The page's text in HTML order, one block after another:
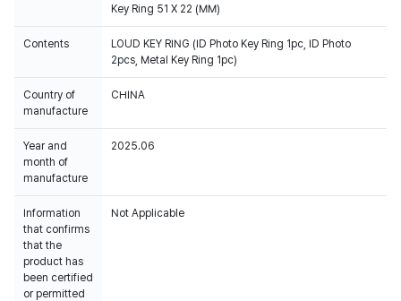
Key Ring 51 X 22 (MM)
Contents
LOUD KEY RING (ID Photo Key Ring 1pc, ID Photo
2pcs, Metal Key Ring 1pc)
Country of
manufacture
CHINA
Year and
month of
manufacture
2025.06
Information
that confirms
that the
product has
been certified
or permitted
Not Applicable